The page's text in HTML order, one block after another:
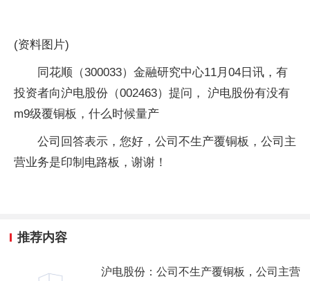
(资料图片)
同花顺（300033）金融研究中心11月04日讯，有
投资者向沪电股份（002463）提问， 沪电股份有没有
m9级覆铜板，什么时候量产
公司回答表示，您好，公司不生产覆铜板，公司主
营业务是印制电路板，谢谢！
推荐内容
沪电股份：公司不生产覆铜板，公司主营